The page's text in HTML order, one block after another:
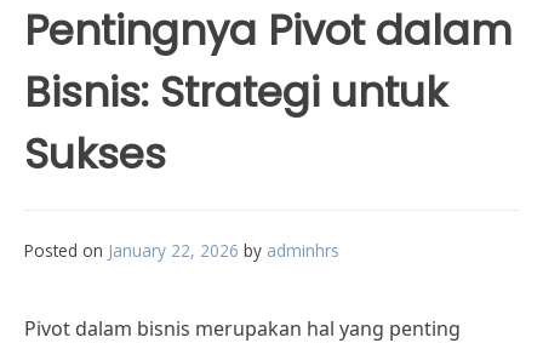
Pentingnya Pivot dalam
Bisnis: Strategi untuk
Sukses
Posted on January 22, 2026 by adminhrs
Pivot dalam bisnis merupakan hal yang penting